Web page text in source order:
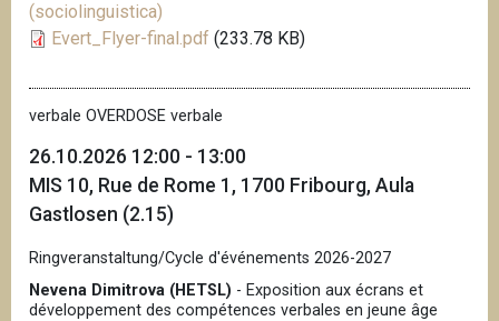
(sociolinguistica)
Evert_Flyer-final.pdf (233.78 KB)
verbale OVERDOSE verbale
26.10.2026 12:00 - 13:00
MIS 10, Rue de Rome 1, 1700 Fribourg, Aula
Gastlosen (2.15)
Ringveranstaltung/Cycle d'événements 2026-2027
Nevena Dimitrova (HETSL) - Exposition aux écrans et
développement des compétences verbales en jeune âge